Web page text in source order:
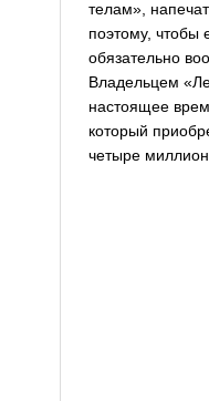
телам»,
поэтому, чтобы
обязательно
Владельцем
настоящее
который
четыре